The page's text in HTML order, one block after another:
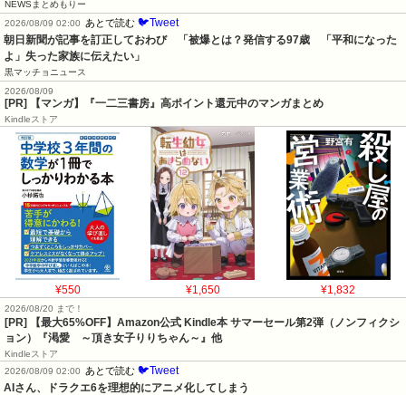
NEWSまとめもりー
2026/08/09 02:00
あとで読む 🐦Tweet
朝日新聞が記事を訂正しておわび　「被爆とは？発信する97歳　「平和になった
よ」失った家族に伝えたい」
黒マッチョニュース
2026/08/09
[PR] 【マンガ】『一二三書房』高ポイント還元中のマンガまとめ
Kindleストア
¥550 ¥1,650 ¥1,832
2026/08/20 まで！
[PR]
【最大65%OFF】Amazon公式 Kindle本 サマーセール第2弾（ノンフィクシ
ョン）『渇愛 ～頂き女子りりちゃん～』他
Kindleストア
2026/08/09 02:00
あとで読む 🐦Tweet
AIさん、ドラクエ6を理想的にアニメ化してしまう